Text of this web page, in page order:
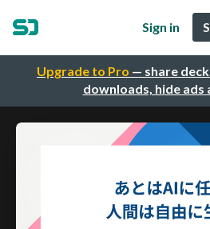
Upgrade to Pro — share
downloads, hide ads
Sign in